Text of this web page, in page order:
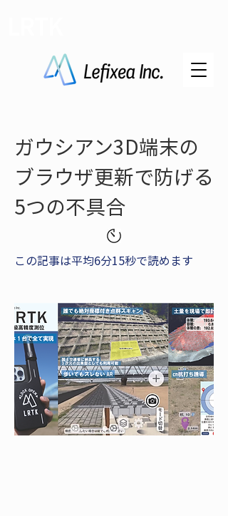
ガウシアン3D端末の
ブラウザ更新で防げる
5つの不具合
この記事は平均6分15秒で読めます